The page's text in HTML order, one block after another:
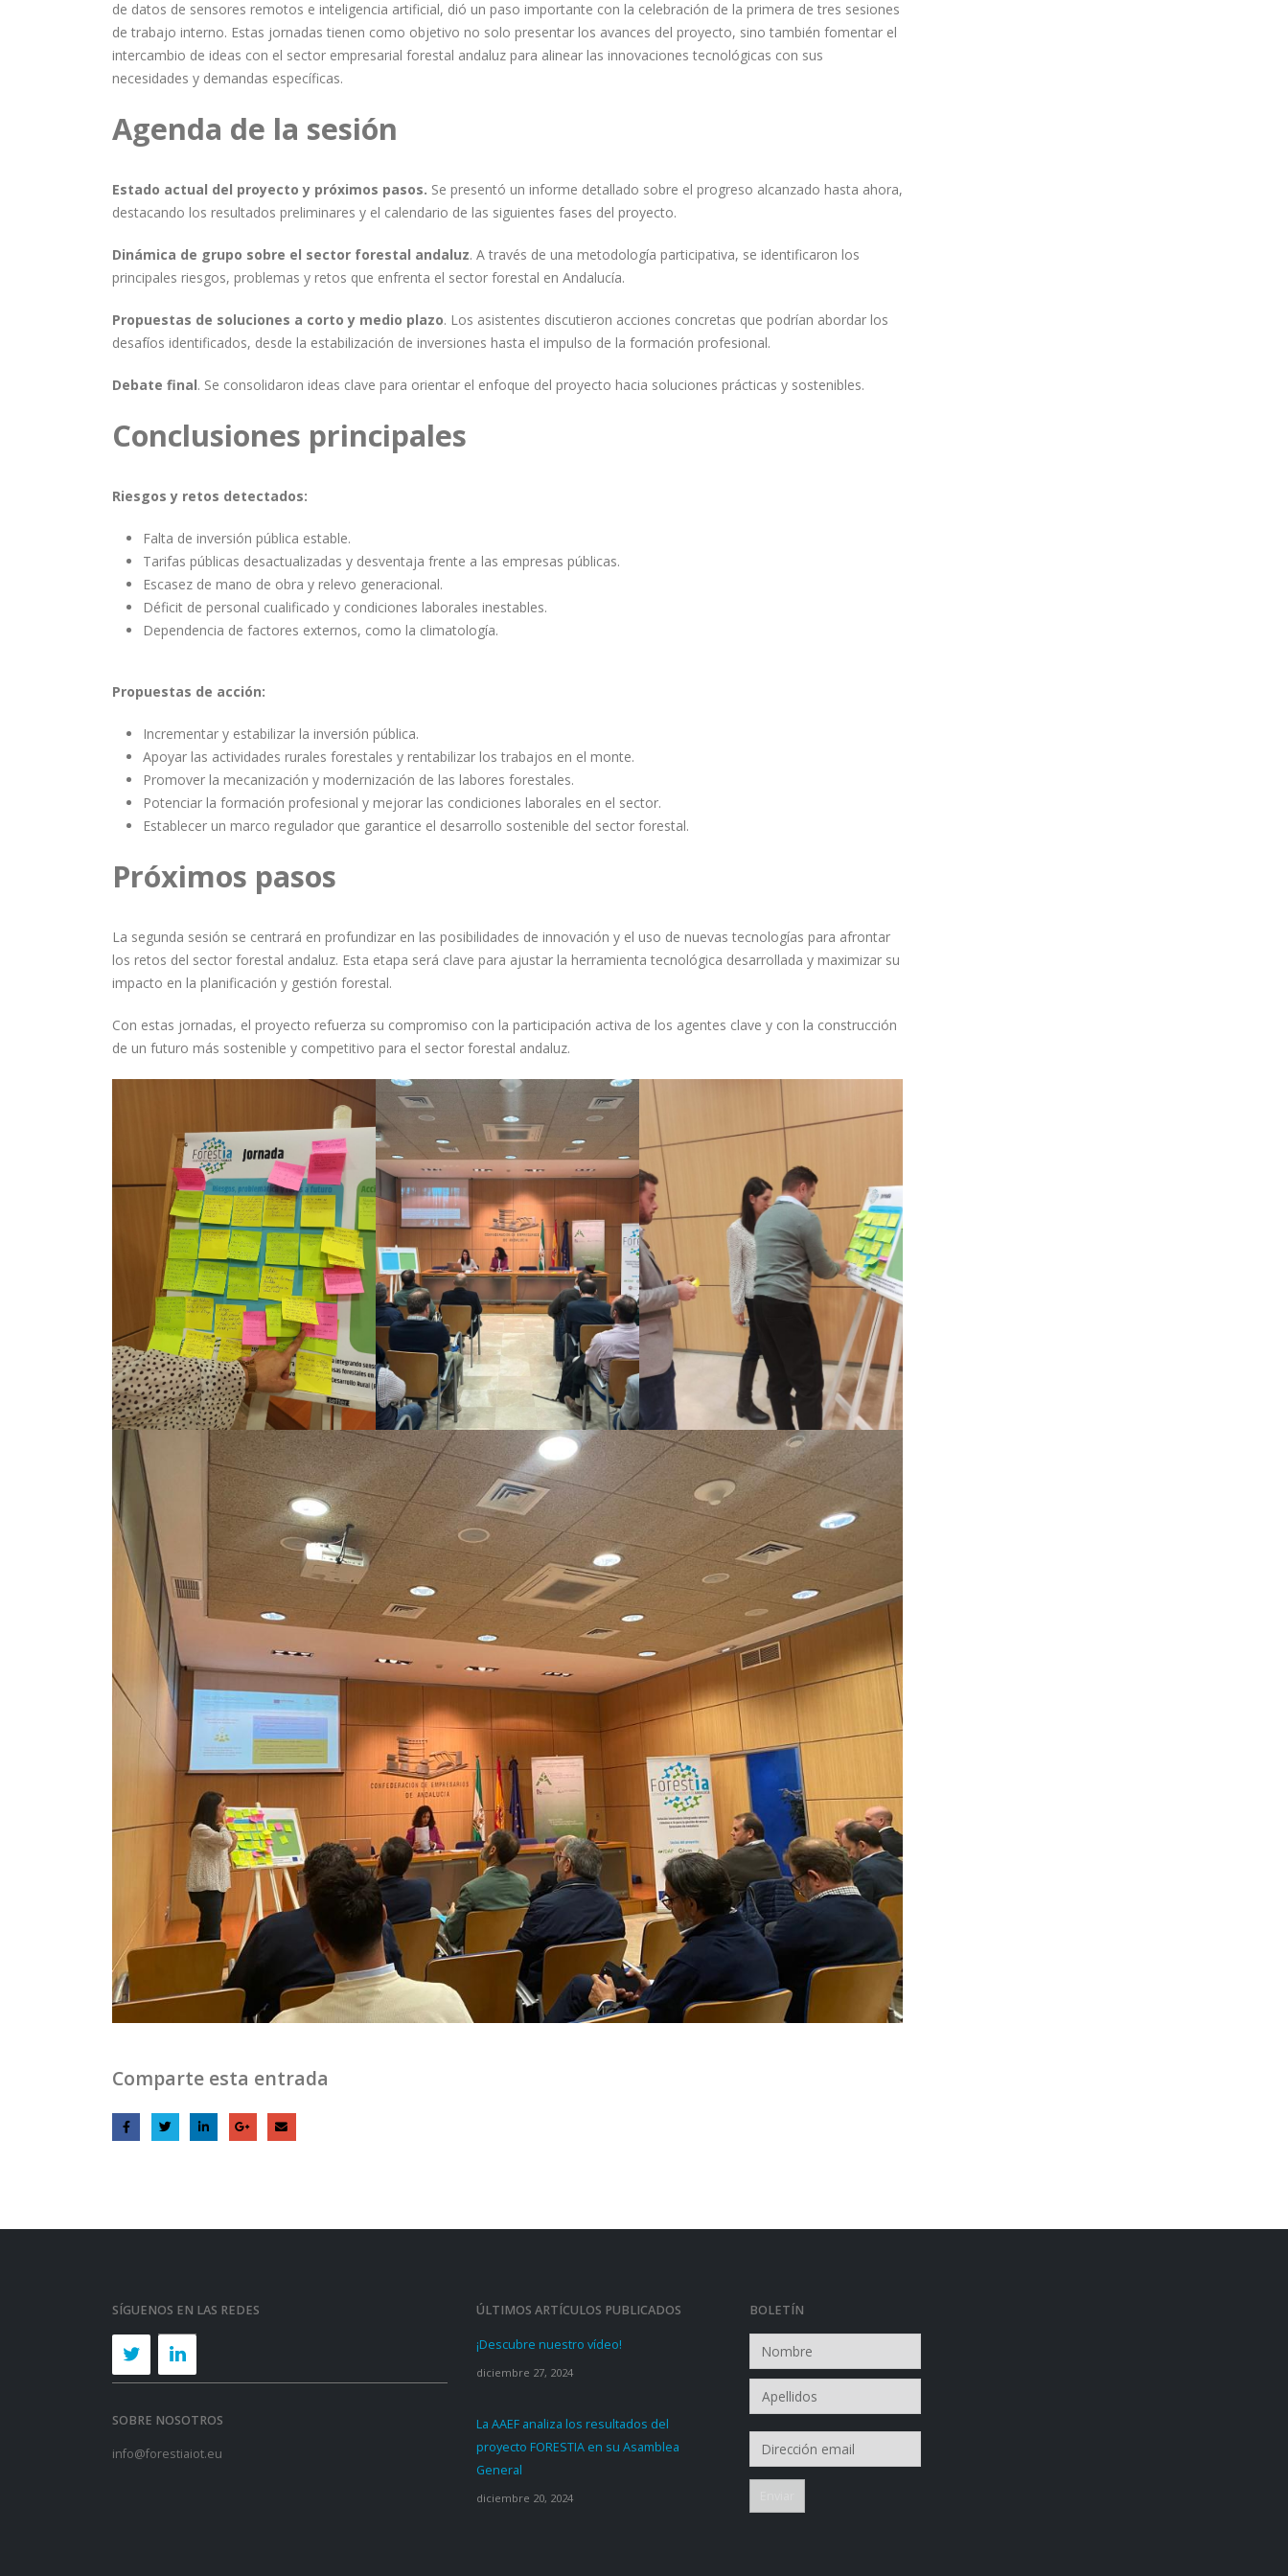
de datos de sensores remotos e inteligencia artificial, dió un paso importante con la celebración de la primera de tres sesiones
de trabajo interno. Estas jornadas tienen como objetivo no solo presentar los avances del proyecto, sino también fomentar el
intercambio de ideas con el sector empresarial forestal andaluz para alinear las innovaciones tecnológicas con sus
necesidades y demandas específicas.
Agenda de la sesión
Estado actual del proyecto y próximos pasos. Se presentó un informe detallado sobre el progreso alcanzado hasta ahora,
destacando los resultados preliminares y el calendario de las siguientes fases del proyecto.
Dinámica de grupo sobre el sector forestal andaluz. A través de una metodología participativa, se identificaron los
principales riesgos, problemas y retos que enfrenta el sector forestal en Andalucía.
Propuestas de soluciones a corto y medio plazo. Los asistentes discutieron acciones concretas que podrían abordar los
desafíos identificados, desde la estabilización de inversiones hasta el impulso de la formación profesional.
Debate final. Se consolidaron ideas clave para orientar el enfoque del proyecto hacia soluciones prácticas y sostenibles.
Conclusiones principales
Riesgos y retos detectados:
Falta de inversión pública estable.
Tarifas públicas desactualizadas y desventaja frente a las empresas públicas.
Escasez de mano de obra y relevo generacional.
Déficit de personal cualificado y condiciones laborales inestables.
Dependencia de factores externos, como la climatología.
Propuestas de acción:
Incrementar y estabilizar la inversión pública.
Apoyar las actividades rurales forestales y rentabilizar los trabajos en el monte.
Promover la mecanización y modernización de las labores forestales.
Potenciar la formación profesional y mejorar las condiciones laborales en el sector.
Establecer un marco regulador que garantice el desarrollo sostenible del sector forestal.
Próximos pasos
La segunda sesión se centrará en profundizar en las posibilidades de innovación y el uso de nuevas tecnologías para afrontar
los retos del sector forestal andaluz. Esta etapa será clave para ajustar la herramienta tecnológica desarrollada y maximizar su
impacto en la planificación y gestión forestal.
Con estas jornadas, el proyecto refuerza su compromiso con la participación activa de los agentes clave y con la construcción
de un futuro más sostenible y competitivo para el sector forestal andaluz.
Comparte esta entrada
SÍGUENOS EN LAS REDES
SOBRE NOSOTROS
info@forestiaiot.eu
ÚLTIMOS ARTÍCULOS PUBLICADOS
¡Descubre nuestro vídeo!
diciembre 27, 2024
La AAEF analiza los resultados del
proyecto FORESTIA en su Asamblea
General
diciembre 20, 2024
BOLETÍN